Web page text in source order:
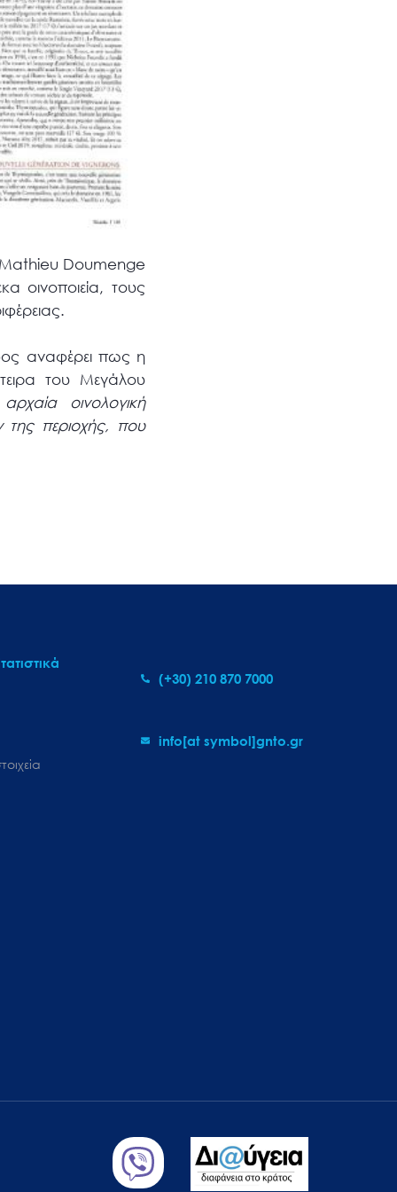
Doumenge
οινοποιεία, τους
αναφέρει πως η
του Μεγάλου
οινολογική
της περιοχής, που
(+30) 210 870 7000
info[at symbol]gnto.gr